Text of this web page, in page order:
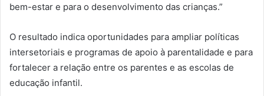
bem-estar e para o desenvolvimento das crianças.”
O resultado indica oportunidades para ampliar políticas
intersetoriais e programas de apoio à parentalidade e para
fortalecer a relação entre os parentes e as escolas de
educação infantil.